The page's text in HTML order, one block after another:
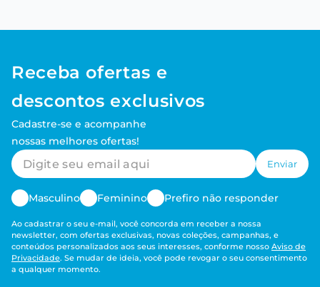
Receba ofertas e
descontos exclusivos
Cadastre-se e acompanhe
nossas melhores ofertas!
Enviar
Masculino Feminino Prefiro não responder
Ao cadastrar o seu e-mail, você concorda em receber a nossa
newsletter, com ofertas exclusivas, novas coleções, campanhas, e
conteúdos personalizados aos seus interesses, conforme nosso Aviso de
Privacidade. Se mudar de ideia, você pode revogar o seu consentimento
a qualquer momento.